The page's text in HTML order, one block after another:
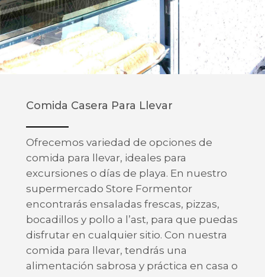
Comida Casera Para Llevar
Ofrecemos variedad de opciones de
comida para llevar, ideales para
excursiones o días de playa. En nuestro
supermercado Store Formentor
encontrarás ensaladas frescas, pizzas,
bocadillos y pollo a l’ast, para que puedas
disfrutar en cualquier sitio. Con nuestra
comida para llevar, tendrás una
alimentación sabrosa y práctica en casa o